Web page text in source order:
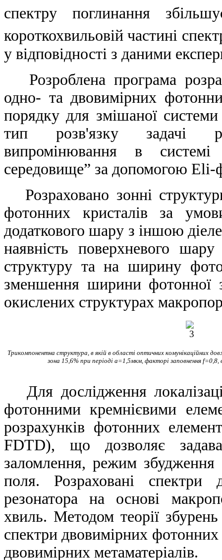
спектру поглинання
короткохвильовій частині
у відповідності з даними
Розроблена програма
одно- та двовимірних
порядку для змішаної
тип розв'язку задачі
випромінювання в
середовище” за допомогою Eli-
Розраховано зонні
фотонних кристалів за
додаткового шару з іншою
наявність поверхневого
структуру та на ширину
зменшення ширини фотонної
окислених структурах
Трикомпонентна структура, в якій в області оптичних комунікаційних
зона 15,6% при періоді a=1,5мкм, факторі заповнення
Для дослідження
фотонними кремнієвими
розрахунків фотонних
FDTD), що дозволяє
заломлення, режим збудження
поля. Розраховані спектри
резонатора на основі
хвиль. Методом теорії
спектри двовимірних фотонних
двовимірних метаматеріалів.